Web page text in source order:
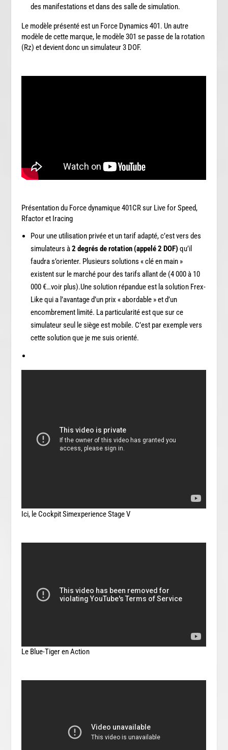
des manifestations et dans des salle de simulation.
Le modèle présenté est un Force Dynamics 401. Un autre
modèle de cette marque, le modèle 301 se passe de la rotation
(Rz) et devient donc un simulateur 3 DOF.
Présentation du Force dynamique 401CR sur Live for Speed,
Rfactor et Iracing
Pour une utilisation privée et un tarif adapté, c’est vers des
simulateurs à2 degrés de rotation (appelé 2 DOF) qu’il
faudra s’orienter. Plusieurs solutions « clé en main »
existent sur le marché pour des tarifs allant de (4 000 à 10
000 €…voir plus).Une solution répandue est la solution Frex-
Like qui a l’avantage d’un prix « abordable » et d’un
encombrement limité. La particularité est que sur ce
simulateur seul le siège est mobile. C’est par exemple vers
cette solution que je me suis orienté.
Ici, le Cockpit Simexperience Stage V
Le Blue-Tiger en Action